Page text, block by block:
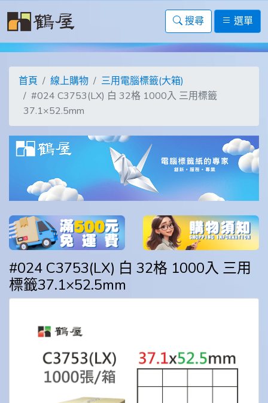
搜尋 選單
首頁 線上購物
三用電腦標籤(大箱)
#024 C3753(LX) 白 32格 1000入 三用標籤
37.1×52.5mm
#024 C3753(LX) 白 32格 1000入 三用
標籤37.1×52.5mm